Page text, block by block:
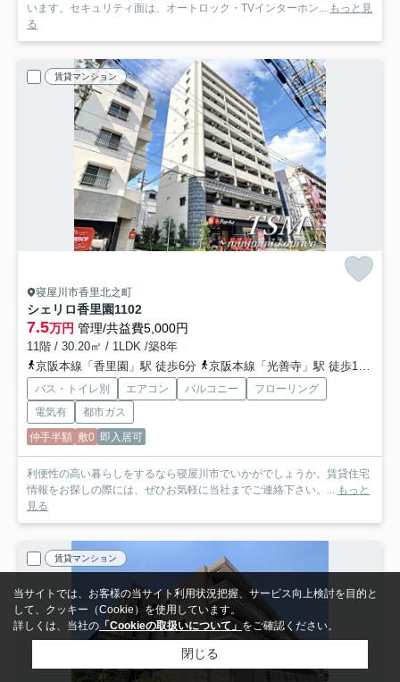
います。セキュリティ面は、オートロック・TVインターホン...
もっと見
る
賃貸マンション
寝屋川市香里北之町
シェリロ香里園1102
7.5万円 管理/共益費5,000円
11階 / 30.20㎡ / 1LDK /築8年
京阪本線「香里園」駅 徒歩6分
京阪本線「光善寺」駅 徒歩17分
バス・トイレ別 エアコン バルコニー
フローリング
電気有
都市ガス
仲手半額 敷0 即入居可
利便性の高い暮らしをするなら寝屋川市でいかがでしょうか。賃貸住宅
情報をお探しの際には、ぜひお気軽に当社までご連絡下さい。... もっと
見る
賃貸マンション
当サイトでは、お客様の当サイト利用状況把握、サービス向上検討を目的と
して、クッキー（Cookie）を使用しています。
詳しくは、当社の 「Cookieの取扱いについて」をご確認ください。
閉じる